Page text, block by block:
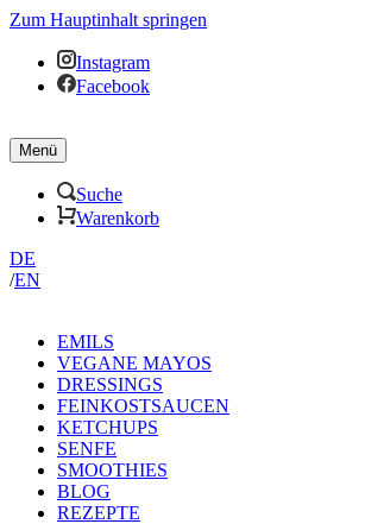
Zum Hauptinhalt springen
Instagram
Facebook
Menü
Suche
Warenkorb
DE
/EN
EMILS
VEGANE MAYOS
DRESSINGS
FEINKOSTSAUCEN
KETCHUPS
SENFE
SMOOTHIES
BLOG
REZEPTE